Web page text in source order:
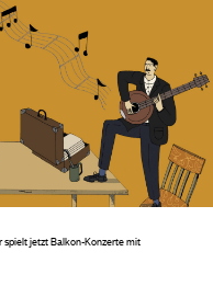
spielt jetzt Balkon-Konzerte mit